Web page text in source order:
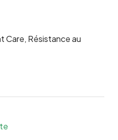
Care, Résistance au